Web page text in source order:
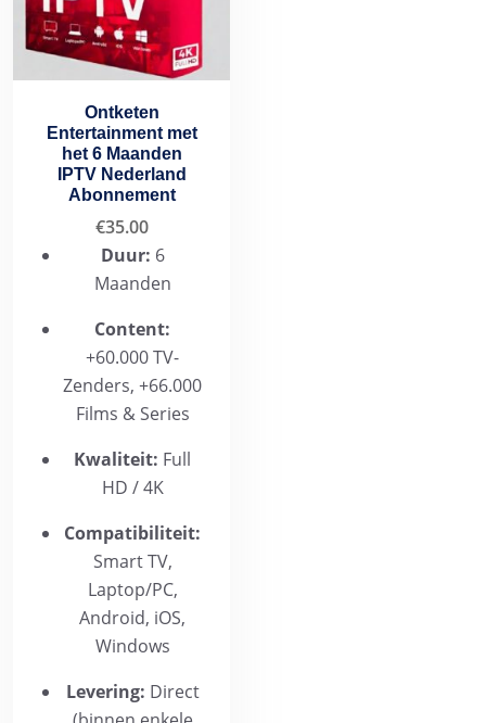
Ontketen
Entertainment met
het 6 Maanden
IPTV Nederland
Abonnement
€35.00
Duur: 6
Maanden
Content:
+60.000 TV-
Zenders, +66.000
Films & Series
Kwaliteit: Full
HD / 4K
Compatibiliteit:
Smart TV,
Laptop/PC,
Android, iOS,
Windows
Levering: Direct